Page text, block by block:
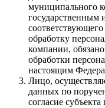
муниципального
обработку
компании,
обработки
настоящим
Лицо,
данных по
согласие